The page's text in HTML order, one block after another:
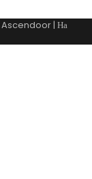
Ascendoor| На